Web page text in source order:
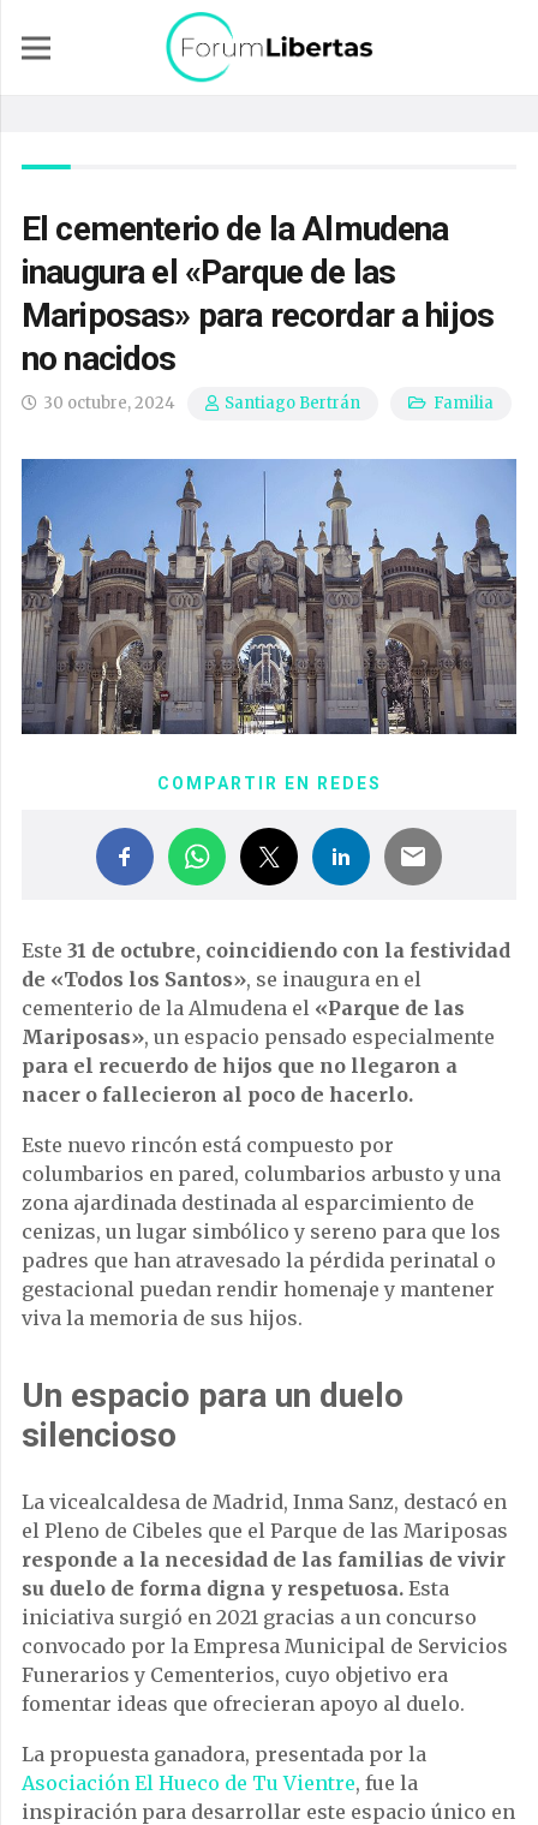
El cementerio de la Almudena
inaugura el «Parque de las
Mariposas» para recordar a hijos
no nacidos
30 octubre, 2024 Santiago Bertrán Familia
COMPARTIR EN REDES
Este 31 de octubre, coincidiendo con la festividad
de «Todos los Santos», se inaugura en el
cementerio de la Almudena el «Parque de las
Mariposas», un espacio pensado especialmente
para el recuerdo de hijos que no llegaron a
nacer o fallecieron al poco de hacerlo.
Este nuevo rincón está compuesto por
columbarios en pared, columbarios arbusto y una
zona ajardinada destinada al esparcimiento de
cenizas, un lugar simbólico y sereno para que los
padres que han atravesado la pérdida perinatal o
gestacional puedan rendir homenaje y mantener
viva la memoria de sus hijos.
Un espacio para un duelo
silencioso
La vicealcaldesa de Madrid, Inma Sanz, destacó en
el Pleno de Cibeles que el Parque de las Mariposas
responde a la necesidad de las familias de vivir
su duelo de forma digna y respetuosa. Esta
iniciativa surgió en 2021 gracias a un concurso
convocado por la Empresa Municipal de Servicios
Funerarios y Cementerios, cuyo objetivo era
fomentar ideas que ofrecieran apoyo al duelo.
La propuesta ganadora, presentada por la
Asociación El Hueco de Tu Vientre, fue la
inspiración para desarrollar este espacio único en